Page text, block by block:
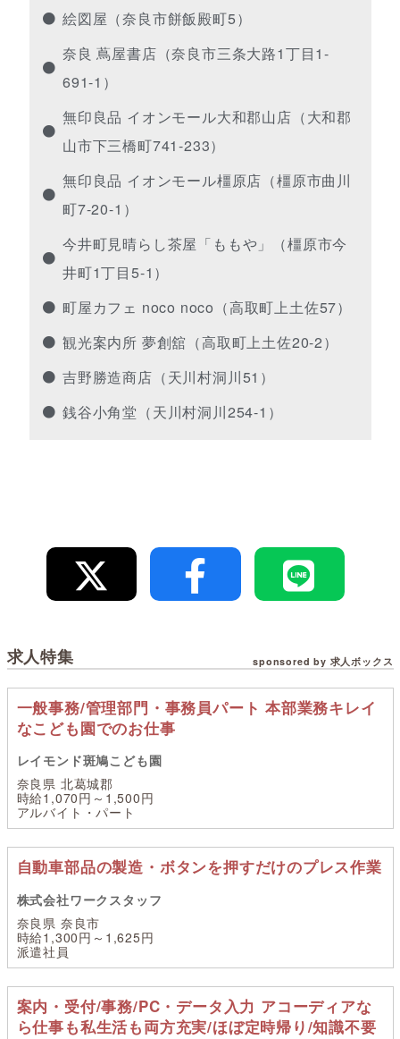
絵図屋（奈良市餅飯殿町5）
奈良 蔦屋書店（奈良市三条大路1丁目1-
691-1）
無印良品 イオンモール大和郡山店（大和郡
山市下三橋町741-233）
無印良品 イオンモール橿原店（橿原市曲川
町7-20-1）
今井町見晴らし茶屋「ももや」（橿原市今
井町1丁目5-1）
町屋カフェ noco noco（高取町上土佐57）
観光案内所 夢創舘（高取町上土佐20-2）
吉野勝造商店（天川村洞川51）
銭谷小角堂（天川村洞川254-1）
求人特集 sponsored by 求人ボックス
一般事務/管理部門・事務員パート 本部業務キレイ
なこども園でのお仕事
レイモンド斑鳩こども園
奈良県 北葛城郡
時給1,070円～1,500円
アルバイト・パート
自動車部品の製造・ボタンを押すだけのプレス作業
株式会社ワークスタッフ
奈良県 奈良市
時給1,300円～1,625円
派遣社員
案内・受付/事務/PC・データ入力 アコーディアな
ら仕事も私生活も両方充実/ほぼ定時帰り/知識不要